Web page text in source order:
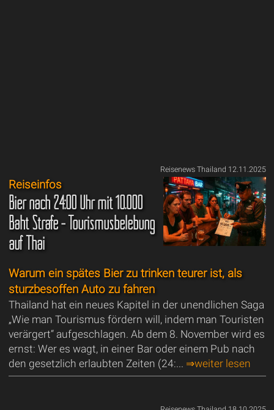
Reisenews Thailand 12.11.2025
Reiseinfos
Bier nach 24:00 Uhr mit 10.000
Baht Strafe - Tourismusbelebung
auf Thai
Warum ein spätes Bier zu trinken teurer ist, als
sturzbesoffen Auto zu fahren
Thailand hat ein neues Kapitel in der unendlichen Saga
„Wie man Tourismus fördern will, indem man Touristen
verärgert“ aufgeschlagen. Ab dem 8. November wird es
ernst: Wer es wagt, in einer Bar oder einem Pub nach
den gesetzlich erlaubten Zeiten (24:... ⇒weiter lesen